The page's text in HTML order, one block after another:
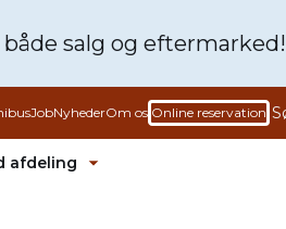
salg og eftermarked!
JobNyhederOm os Online reservation
undermenu ud
afdeling